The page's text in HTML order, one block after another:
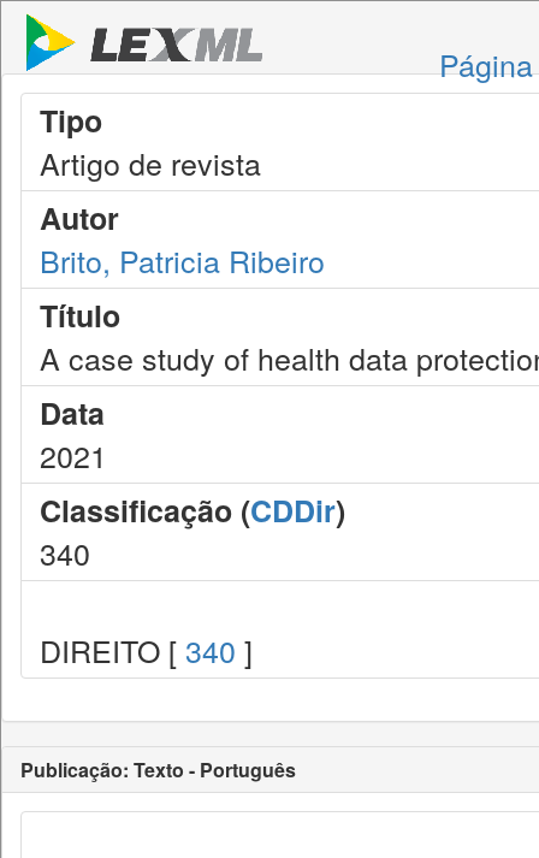
Tipo
Artigo de revista
Autor
Brito, Patricia Ribeiro
Título
A case study of health data
Data
2021
Classificação (CDDir)
340
DIREITO [ 340 ]
Publicação: Texto - Português